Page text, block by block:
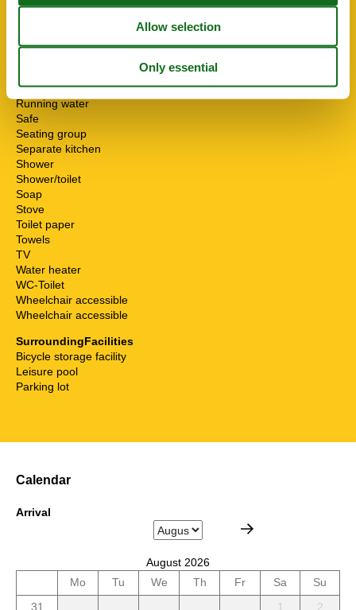
Internet - WiFi
Multiple bedrooms
Pets allowed or on request
Possibility of freezing
Running water
Safe
Seating group
Separate kitchen
Shower
Shower/toilet
Soap
Stove
Toilet paper
Towels
TV
Water heater
WC-Toilet
Wheelchair accessible
Wheelchair accessible
SurroundingFacilities
Bicycle storage facility
Leisure pool
Parking lot
Calendar
Arrival
August 2026
Mo
Tu We Th Fr Sa
Su
31
1
2